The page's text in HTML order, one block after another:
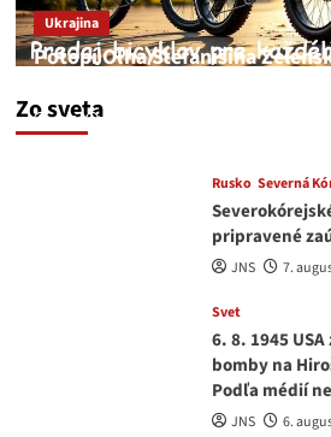
Zo sveta
Ukrajina
Potopí Oľha Stefanišina
JNS
Rusko Severná
pripravené
JNS 7.
Svet
6. 8. 1945
bomby na
Podľa médií
JNS 6.